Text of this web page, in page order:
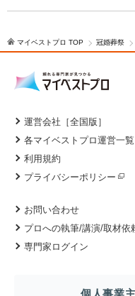
マイベストプロ TOP 冠婚葬祭
運営会社［全国版］
各マイベストプロ運営一覧
利用規約
プライバシーポリシー
お問い合わせ
プロへの執筆/講演/取材依
専門家ログイン